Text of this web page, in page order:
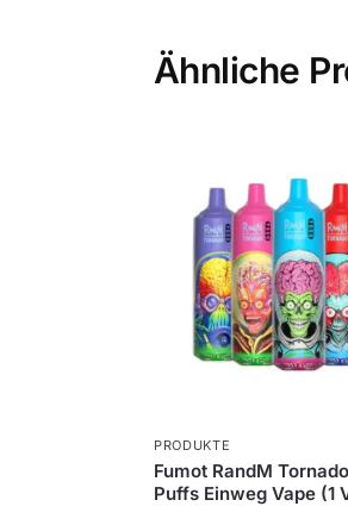
Ähnliche
PRODUKTE
Fumot RandM
Puffs Einweg Vape (1